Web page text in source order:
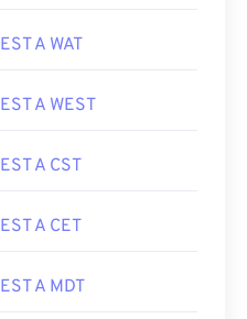
EST A WAT
EST A WEST
EST A CST
EST A CET
EST A MDT